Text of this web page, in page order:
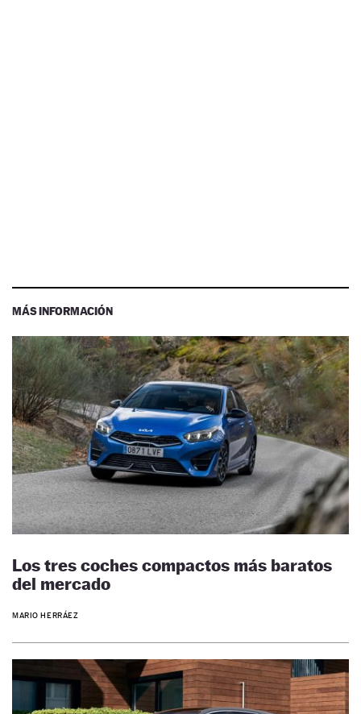
MÁS INFORMACIÓN
Los tres coches compactos más baratos
del mercado
MARIO HERRÁEZ